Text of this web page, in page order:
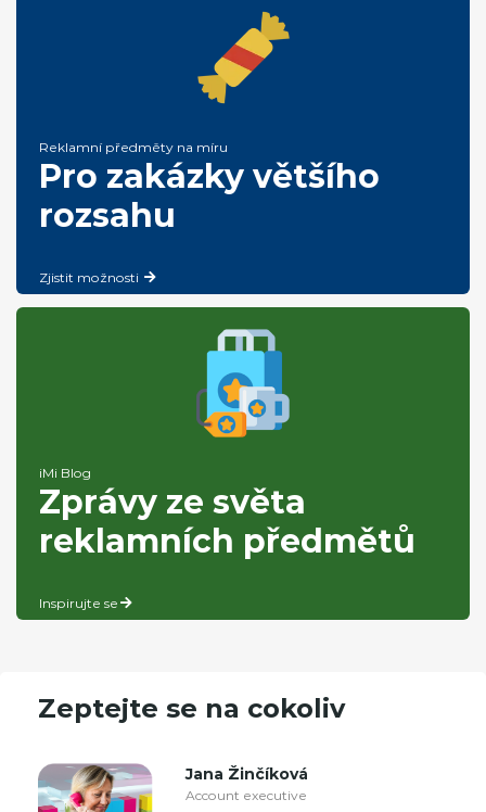
Reklamní předměty na míru
Pro zakázky většího
rozsahu
Zjistit možnosti
iMi Blog
Zprávy ze světa
reklamních předmětů
Inspirujte se
Zeptejte se na cokoliv
Jana Žinčíková
Account executive